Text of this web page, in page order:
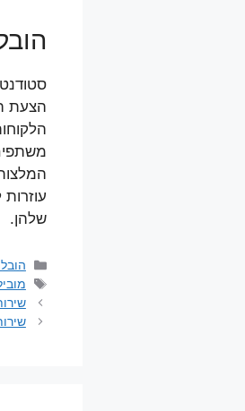
הצעת
שלהן.